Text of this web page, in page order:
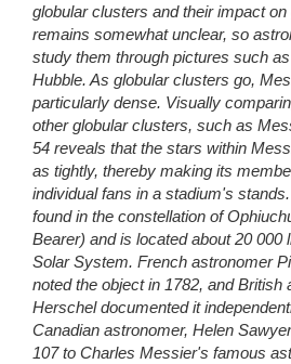
globular clusters and their impact
remains somewhat unclear, so
study them through pictures such
Hubble. As globular clusters go,
particularly dense. Visually
other globular clusters, such as
54 reveals that the stars within
as tightly, thereby making its
individual fans in a stadium's
found in the constellation of
Bearer) and is located about 20 000
Solar System. French astronomer
noted the object in 1782, and British
Herschel documented it
Canadian astronomer, Helen
107 to Charles Messier's famous